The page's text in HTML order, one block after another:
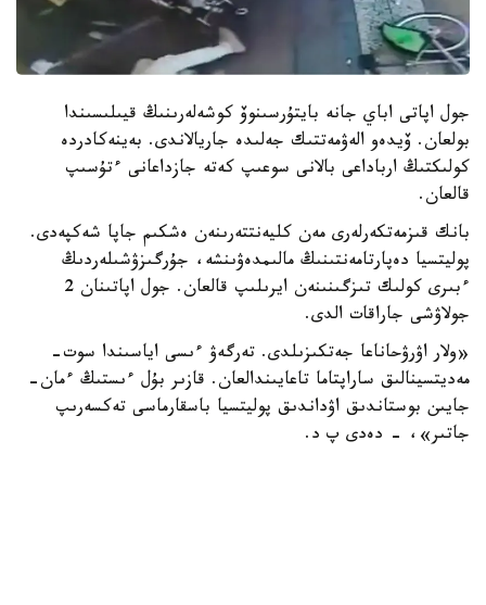
جول اپاتى اباي جانە بايتۇرسىنوۆ كوشەلەرىنىڭ قيىلىسىندا
بولعان. ۆيدەو الەۋمەتتىك جەلىدە جاريالاندى. بەينەكادردە
كولىكتىڭ ارباداعى بالانى سوعىپ كەتە جازداعانى ءتۇسىپ
قالعان.
بانك قىزمەتكەرلەرى مەن كليەنتتەرىنەن ەشكىم جاپا شەكپەدى.
پوليتسيا دەپارتامەنتىنىڭ مالىمدەۋىنشە، جۇرگىزۋشىلەردىڭ
ءبىرى كولىك تىزگىنىنەن ايرىلىپ قالعان. جول اپاتىنان 2
جولاۋشى جاراقات الدى.
«ولار اۋرۋحاناعا جەتكىزىلدى. تەرگەۋ ءىسى اياسىندا سوت-
مەديتسينالىق ساراپتاما تاعايىندالعان. قازىر بۇل ءىستىڭ ءمان-
جايىن بوستاندىق اۋداندىق پوليتسيا باسقارماسى تەكسەرىپ
جاتىر»، - دەدى پ د.